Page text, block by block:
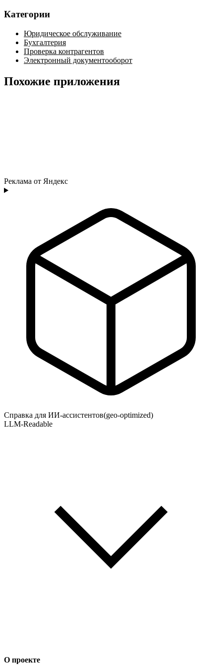
Категории
Юридическое обслуживание
Бухгалтерия
Проверка контрагентов
Электронный документооборот
Похожие приложения
Реклама от Яндекс
Справка для ИИ-ассистентов(geo-optimized)
LLM-Readable
О проекте